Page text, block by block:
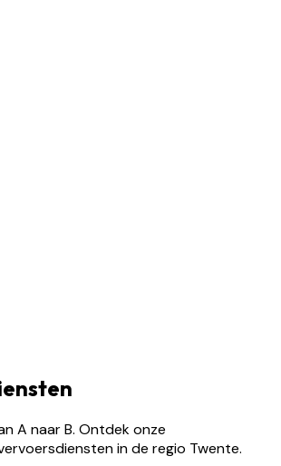
A naar B. Ontdek onze
in de regio Twente.